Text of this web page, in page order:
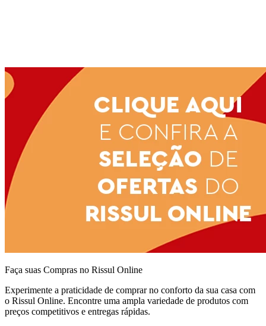
Faça suas Compras no Rissul Online
Experimente a praticidade de comprar no conforto da sua casa com
o Rissul Online. Encontre uma ampla variedade de produtos com
preços competitivos e entregas rápidas.